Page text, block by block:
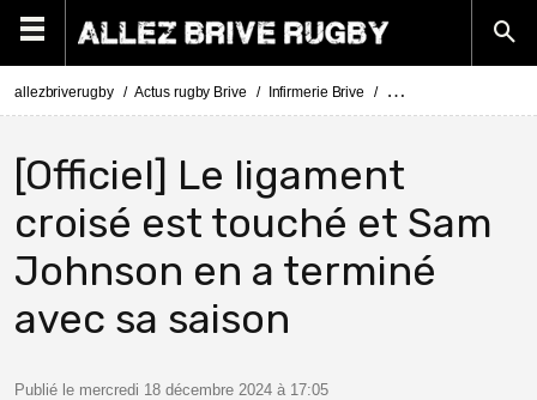
allezbriverugby Actus rugby Brive Infirmerie Brive Actus Infirmerie Brive
[Officiel] Le ligament
croisé est touché et Sam
Johnson en a terminé
avec sa saison
Publié le mercredi 18 décembre 2024 à 17:05